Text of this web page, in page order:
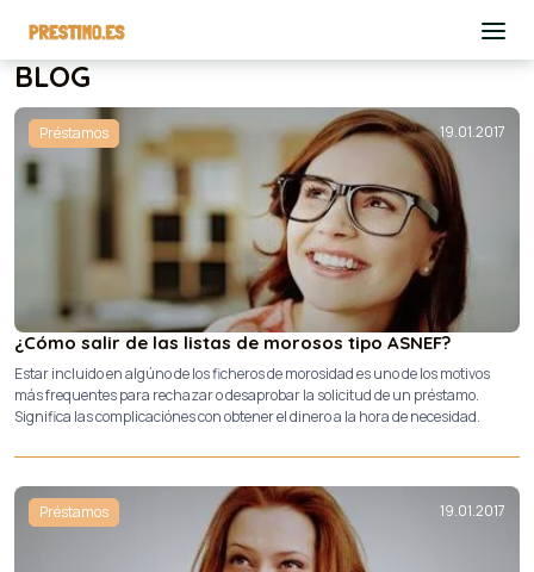
BLOG
Préstamos 19.01.2017
¿Cómo salir de las listas de morosos tipo ASNEF?
Estar incluido en algúno de los ficheros de morosidad es uno de los motivos
más frequentes para rechazar o desaprobar la solicitud de un préstamo.
Significa las complicaciónes con obtener el dinero a la hora de necesidad.
Préstamos 19.01.2017